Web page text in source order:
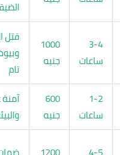
3-4
ساعات
1000
جنيه
قتل
تام
1-2
ساعات
600
جنيه